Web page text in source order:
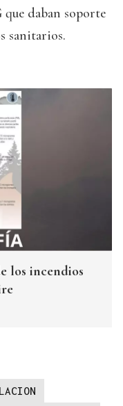
daban soporte
sanitarios.
los incendios